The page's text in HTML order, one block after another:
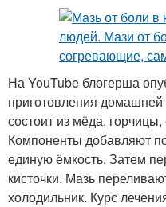
На YouTube блогерша
приготовления
состоит из мёда,
Компоненты добавляют
единую ёмкость. Затем
кисточки. Мазь
холодильник. Курс